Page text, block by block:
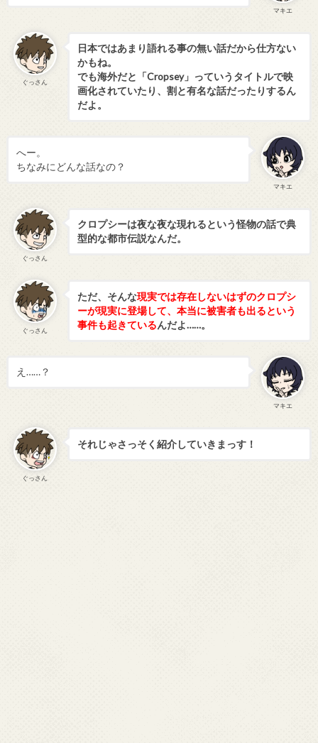
マキエ
ぐっさん
日本ではあまり語れる事の無い話だから仕方ない
かもね。
でも海外だと「Cropsey」っていうタイトルで映
画化されていたり、割と有名な話だったりするん
だよ。
マキエ
へー。
ちなみにどんな話なの？
ぐっさん
クロプシーは夜な夜な現れるという怪物の話で典
型的な都市伝説なんだ。
ぐっさん
ただ、そんな現実では存在しないはずのクロプシ
ーが現実に登場して、本当に被害者も出るという
事件も起きているんだよ……。
マキエ
え……？
ぐっさん
それじゃさっそく紹介していきまっす！